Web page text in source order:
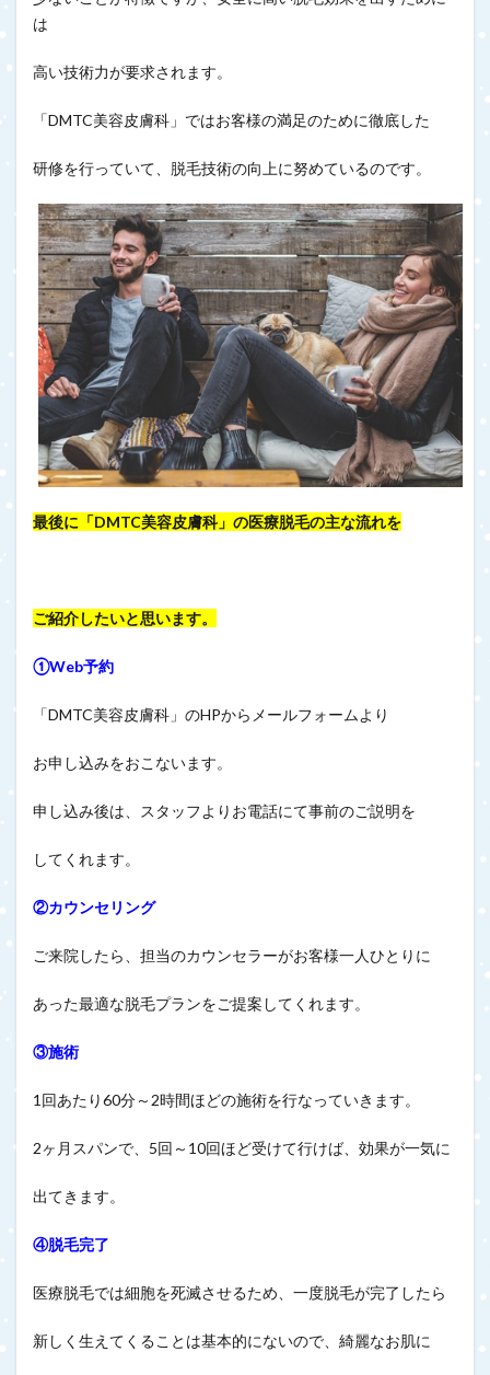
は
高い技術力が要求されます。
「DMTC美容皮膚科」ではお客様の満足のために徹底した
研修を行っていて、脱毛技術の向上に努めているのです。
最後に「DMTC美容皮膚科」の医療脱毛の主な流れを
ご紹介したいと思います。
①Web予約
「DMTC美容皮膚科」のHPからメールフォームより
お申し込みをおこないます。
申し込み後は、スタッフよりお電話にて事前のご説明を
してくれます。
②カウンセリング
ご来院したら、担当のカウンセラーがお客様一人ひとりに
あった最適な脱毛プランをご提案してくれます。
③施術
1回あたり60分～2時間ほどの施術を行なっていきます。
2ヶ月スパンで、5回～10回ほど受けて行けば、効果が一気に
出てきます。
④脱毛完了
医療脱毛では細胞を死滅させるため、一度脱毛が完了したら
新しく生えてくることは基本的にないので、綺麗なお肌に